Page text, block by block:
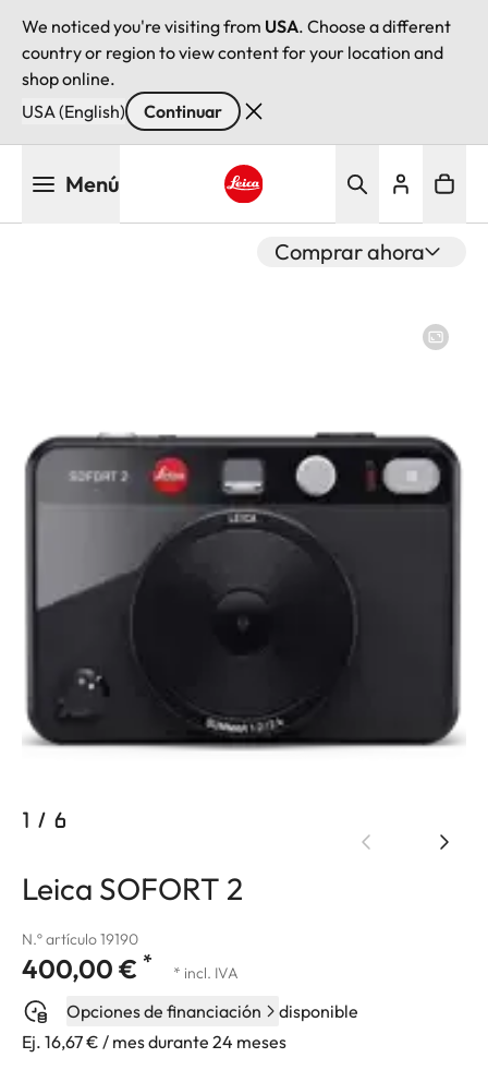
We noticed you're visiting from USA. Choose a different
country or region to view content for your location and
shop online.
USA (English)
Continuar
Menú
Comprar ahora
1 / 6
Leica SOFORT 2
N.º artículo 19190
400,00 € * * incl. IVA
Opciones de financiación
disponible
Ej. 16,67 € / mes durante 24 meses